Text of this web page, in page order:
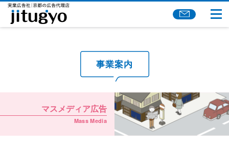
事業案内
マスメディア広告
Mass Media